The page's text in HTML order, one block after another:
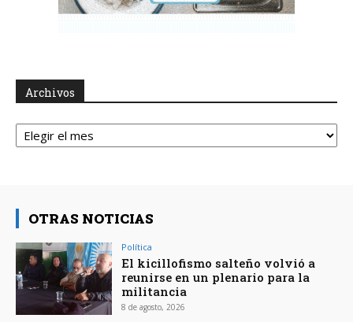
Archivos
Archivos
OTRAS NOTICIAS
Política
El kicillofismo salteño volvió a
reunirse en un plenario para la
militancia
8 de agosto, 2026